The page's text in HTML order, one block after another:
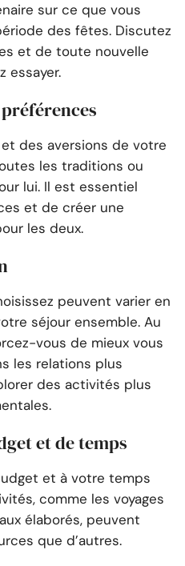
sur ce que vous
des fêtes. Discutez
et de toute nouvelle
essayer.
des aversions de votre
les traditions ou
lui. Il est essentiel
et de créer une
les deux.
peuvent varier en
séjour ensemble. Au
vous de mieux vous
les relations plus
des activités plus
et de temps
et à votre temps
comme les voyages
élaborés, peuvent
que d’autres.